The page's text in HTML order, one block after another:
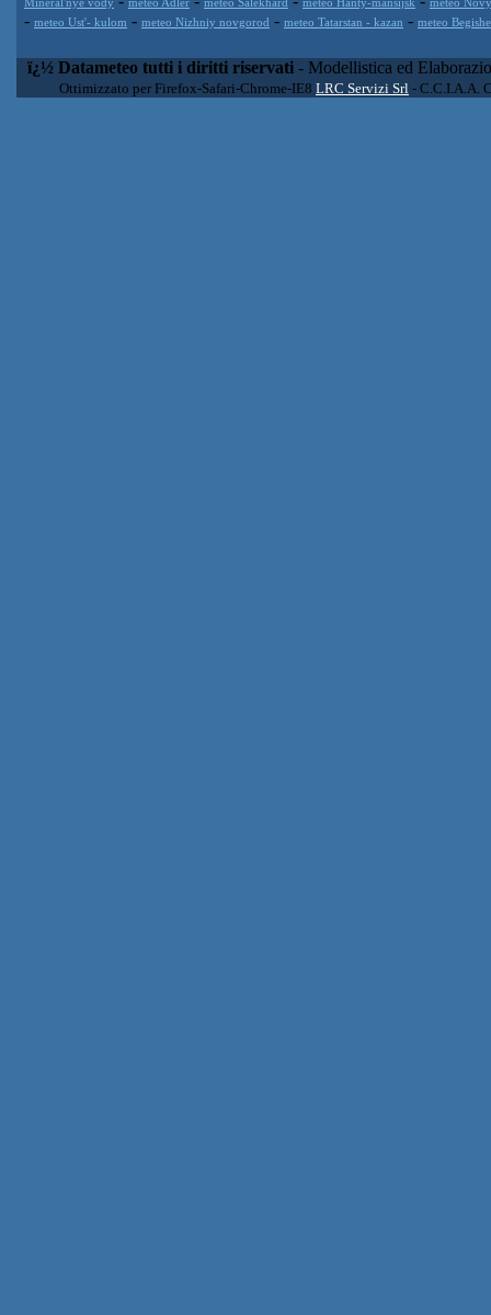
- meteo Ust'- kulom - meteo Nizhniy novgorod - meteo Tatarstan - kazan - meteo
ï¿½ Datameteo tutti i diritti riservati - Modellistica ed
Ottimizzato per Firefox-Safari-Chrome-IE8 LRC Servizi Srl - C.C.I.A.A.